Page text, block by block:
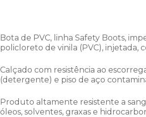
Bota de PVC, linha Safety Boots,
policloreto de vinila (PVC), injetada,
Calçado com resistência ao
(detergente) e piso de aço
Produto altamente resistente a
óleos, solventes, graxas e